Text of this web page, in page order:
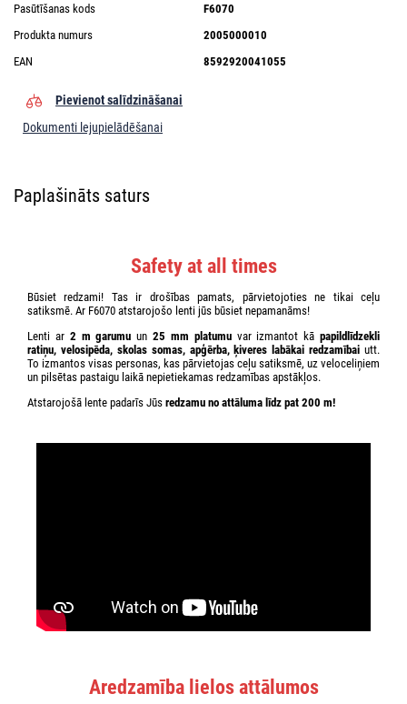
Pasūtīšanas kods
F6070
Produkta numurs
2005000010
EAN
8592920041055
Pievienot salīdzināšanai
Dokumenti lejupielādēšanai
Paplašināts saturs
Safety at all times
Būsiet redzami! Tas ir drošības pamats, pārvietojoties ne tikai ceļu
satiksmē. Ar F6070 atstarojošo lenti jūs būsiet nepamanāms!
Lenti ar 2 m garumu un25 mm platumuvar izmantot kāpapildlīdzekli
ratiņu, velosipēda, skolas somas, apģērba, ķiveres labākai redzamībai utt.
To izmantos visas personas, kas pārvietojas ceļu satiksmē, uz veloceliņiem
un pilsētas pastaigu laikā nepietiekamas redzamības apstākļos.
Atstarojošā lente padarīs Jūs redzamu no attāluma līdz pat 200 m!
Aredzamība lielos attālumos